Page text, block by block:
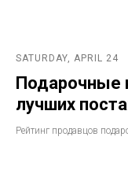
SATURDAY, APRIL 24
Подарочные
лучших
Рейтинг продавцов